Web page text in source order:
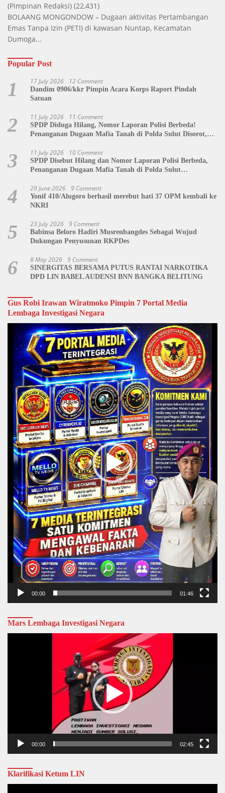
(Pimpinan Redaksi) (22,431)
BOLAANG MONGONDOW – Dugaan aktivitas Pertambangan
Emas Tanpa Izin (PETI) di kawasan Nuntap, Kecamatan
Dumoga...
Popular Post
1 17 July 2026 12 Comment
Dandim 0906/kkr Pimpin Acara Korps Raport Pindah
Satuan
2 11 July 2026 11 Comment
SPDP Diduga Hilang, Nomor Laporan Polisi Berbeda!
Penanganan Dugaan Mafia Tanah di Polda Sulut Disorot,
3 11 July 2026 10 Comment
SPDP Disebut Hilang dan Nomor Laporan Polisi Berbeda,
Penanganan Dugaan Mafia Tanah di Polda Sulut
4 29 June 2026 9 Comment
Yonif 410/Alugoro berhasil merebut hati 37 OPM kembali ke
NKRI
5 23 July 2026 9 Comment
Babinsa Beloro Hadiri Musrenbangdes Sebagai Wujud
Dukungan Penyusunan RKPDes
6 8 May 2026 9 Comment
SINERGITAS BERSAMA PUTUS RANTAI NARKOTIKA
DPD LIN BABEL AUDENSI BNN BANGKA BELITUNG
Gus Robi Irawan Wiratmoko Pimpin 7 Portal Media
Lembaga Investigasi Negara
Video
Player
00:00 01:46
Mars Lembaga Investigasi Negara
00:00 02:45
Klarifikasi Ketum LIN